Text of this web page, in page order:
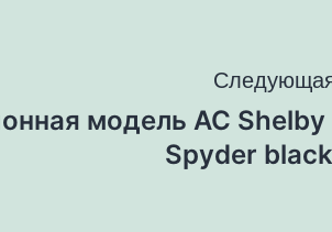
модель AC
Spyder